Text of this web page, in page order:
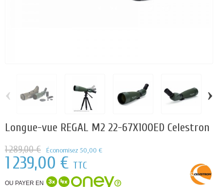
‹ ›
Longue-vue REGAL M2 22-67X100ED Celestron
1 289,00 € Économisez 50,00 €
1 239,00 € TTC
OU PAYER EN